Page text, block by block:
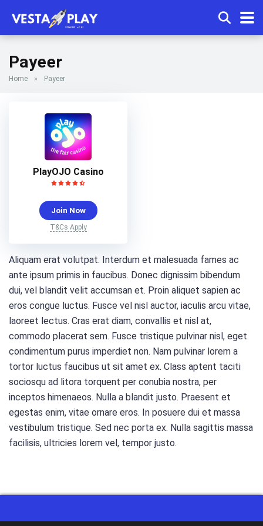
Payeer
Home » Payeer
PlayOJO Casino
Join Now
T&Cs Apply
Aliquam erat volutpat. Interdum et malesuada fames ac
ante ipsum primis in faucibus. Donec dignissim bibendum
dui, vel blandit velit accumsan et. Proin aliquet sapien ac
eros congue luctus. Fusce vel nisl auctor, iaculis arcu vitae,
laoreet lectus. Cras erat diam, convallis et nisl at,
commodo placerat sem. Fusce tristique pulvinar nisl, eget
condimentum purus imperdiet non. Nam pulvinar lorem a
tortor luctus faucibus ut sit amet ex. Class aptent taciti
sociosqu ad litora torquent per conubia nostra, per
inceptos himenaeos. Nulla a blandit justo. Praesent et
egestas enim, vitae ornare eros. In posuere dui et massa
vestibulum tristique. Sed nec porta ex. Nulla sagittis massa
facilisis, ultricies lorem vel, tempor justo.